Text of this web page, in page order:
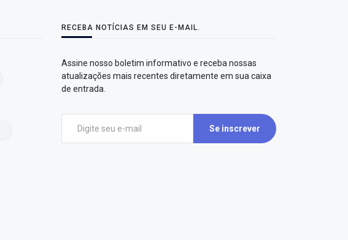
RECEBA NOTÍCIAS EM SEU E-MAIL.
Assine nosso boletim informativo e receba nossas
atualizações mais recentes diretamente em sua caixa
de entrada.
Se inscrever